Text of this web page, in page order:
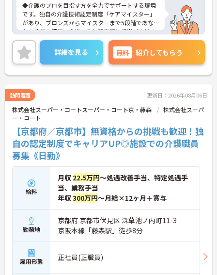
◆介護のプロを目指す方を全力でサポートする環境
です。独自の介護技術認定制度「ケアマイスター」
があり、ブロンズからマイスターまで5段階であな
たの技術を評価。合格すると認定証と手当が支給さ
れます。
◆スタッフ同士の繋がりを大切にするため「サンク
スバッジ」という素敵な制度を導入しています。ス
マホやパソコンから、部署や施設を超えた仲間に
「ありがとう」のバッジを送り合う仕組みで、毎月
些細なことでも感謝を伝え合い、認め合えるため、
風通しが良くとてもあたたかい雰囲気の職場です。
また、「もっとこうしたら良くなるかも！」という
現場の小さなアイデアを大切にしており、入社1日
目から誰でもいくつでも提案できる「フジキャタ提
案」制度があり、毎月役員がすべての提案に目を通
します。自分の気づきが実際のサービス向上につな
がるため、やりがいを持って仕事に取り組めます。
詳細を見る 無料 紹介してもらう
訪問看護 更新日：2026年08月06日
株式会社スーパー・コートスーパー・コート京・藤森
株式会社スーパ
ー・コート
【京都府／京都市】無資格からの挑戦も歓迎！独
自の認定制度でキャリアUP◎施設での介護職員
募集《日勤》
給料
月収 22.5万円～処遇改善手当、特定処遇手
当、業務手当
年収300万円～月給×12ヶ月＋賞与
勤務地
京都府 京都市伏見区 深草池ノ内町11-3
京阪本線「藤森駅」徒歩8分
雇用形態 正社員(正職員)